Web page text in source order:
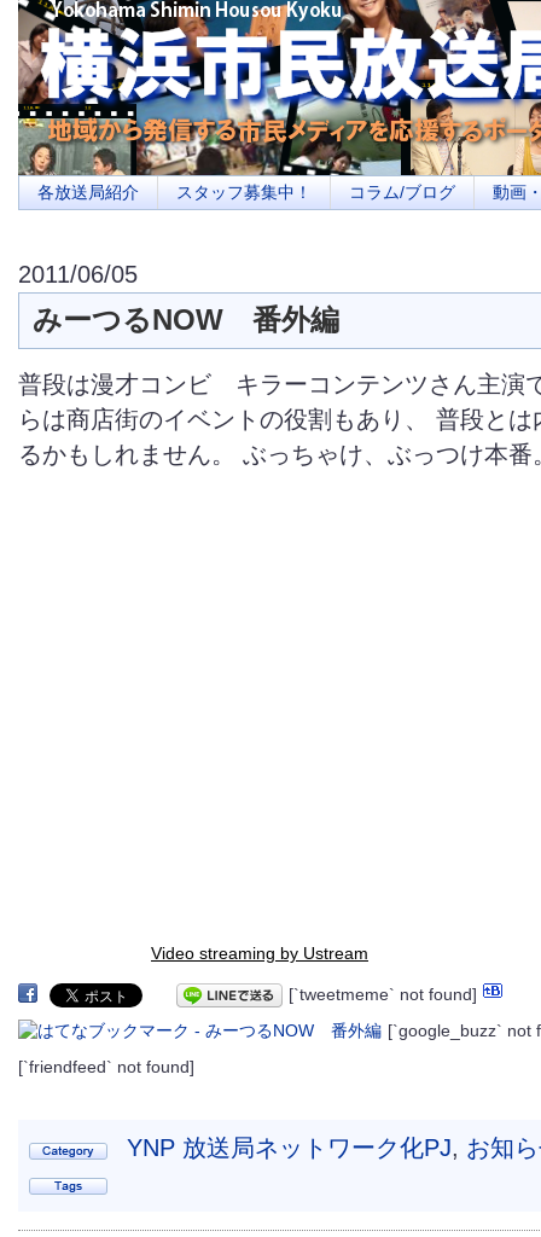
横浜の地域メディア、地域・市民・放送局・メディアを応援するポータルサ
を目指します
各放送局紹介 スタッフ募集中！ コラム/ブログ 動画
2011/06/05
みーつるNOW 番外編
普段は漫才コンビ キラーコンテンツさん主演
らは商店街のイベントの役割もあり、 普段と
るかもしれません。 ぶっちゃけ、ぶっつけ本番
Video streaming by Ustream
[`tweetmeme` not found]
[`google_buzz` not
[`friendfeed` not found]
YNP 放送局ネットワーク化PJ, お知